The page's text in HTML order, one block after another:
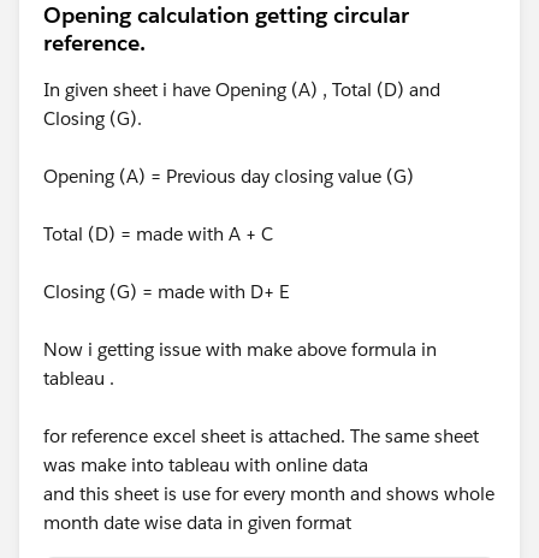
Opening calculation getting circular
reference.
In given sheet i have Opening (A) , Total (D) and
Closing (G).
Opening (A) = Previous day closing value (G)
Total (D) = made with A + C
Closing (G) = made with D+ E
Now i getting issue with make above formula in
tableau .
for reference excel sheet is attached. The same sheet
was make into tableau with online data
and this sheet is use for every month and shows whole
month date wise data in given format